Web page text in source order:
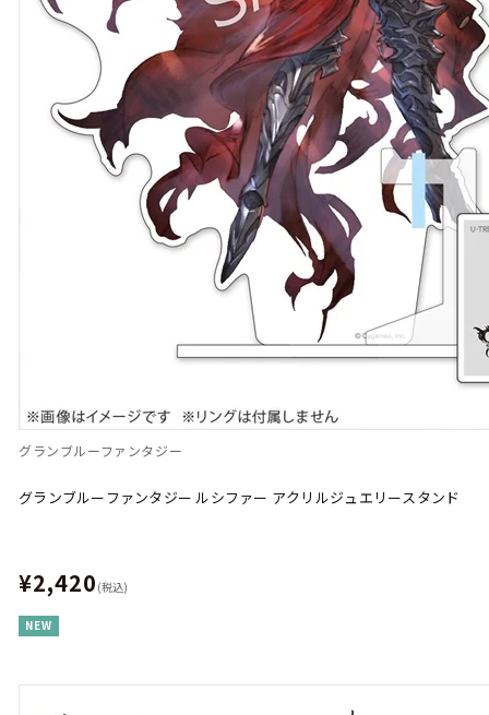
グランブルーファンタジー
グランブルーファンタジー ルシファー アクリルジュエリースタンド
¥2,420 (税込)
NEW